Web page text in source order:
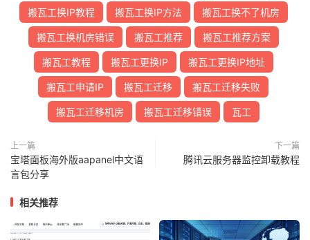
搬瓦工换IP教程 搬瓦工换IP方法 搬瓦工换不了机房
搬瓦工换机房错误 搬瓦工推荐 搬瓦工推荐方案
搬瓦工教程 搬瓦工更换IP 搬瓦工更换IP地址
搬瓦工申请IP 搬瓦工迁移 搬瓦工迁移失败
搬瓦工迁移机房 搬瓦工迁移错误 瓦工
上一篇
宝塔面板海外版aapanel中文语
言包分享
下一篇
腾讯云服务器监控卸载教程
相关推荐